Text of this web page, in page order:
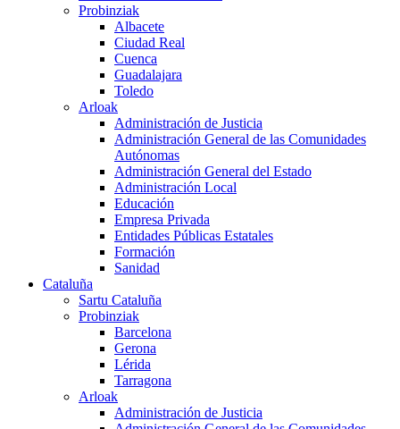
Probinziak
Albacete
Ciudad Real
Cuenca
Guadalajara
Toledo
Arloak
Administración de Justicia
Administración General de las Comunidades
Autónomas
Administración General del Estado
Administración Local
Educación
Empresa Privada
Entidades Públicas Estatales
Formación
Sanidad
Cataluña
Sartu Cataluña
Probinziak
Barcelona
Gerona
Lérida
Tarragona
Arloak
Administración de Justicia